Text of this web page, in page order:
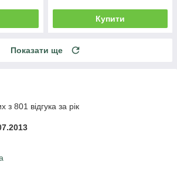
Купити
Показати ще
з 801 відгука за рік